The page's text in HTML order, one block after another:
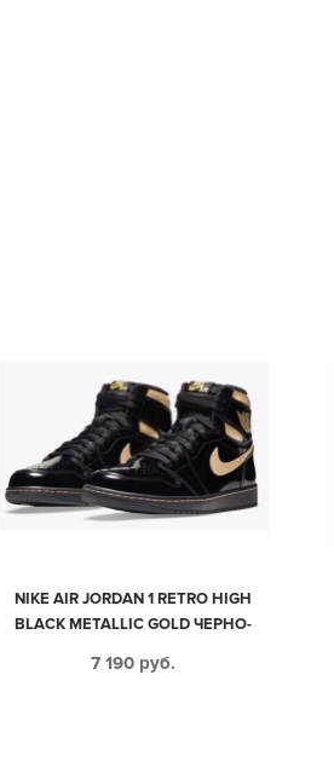
NIKE AIR JORDAN 1 RETRO HIGH
BLACK METALLIC GOLD ЧЕРНО-
ЖЕНСКИЕ (35-44)
7 190 руб.